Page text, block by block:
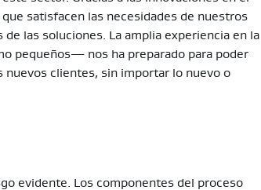
satisfacen las necesidades de nuestros
las soluciones. La amplia experiencia en la
pequeños— nos ha preparado para poder
nuevos clientes, sin importar lo nuevo o
evidente. Los componentes del proceso